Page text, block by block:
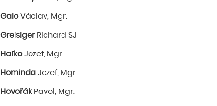
GaloVáclav, Mgr.
GreisigerRichard SJ
HaľkoJozef, Mgr.
Hominda Jozef, Mgr.
HovořákPavol, Mgr.